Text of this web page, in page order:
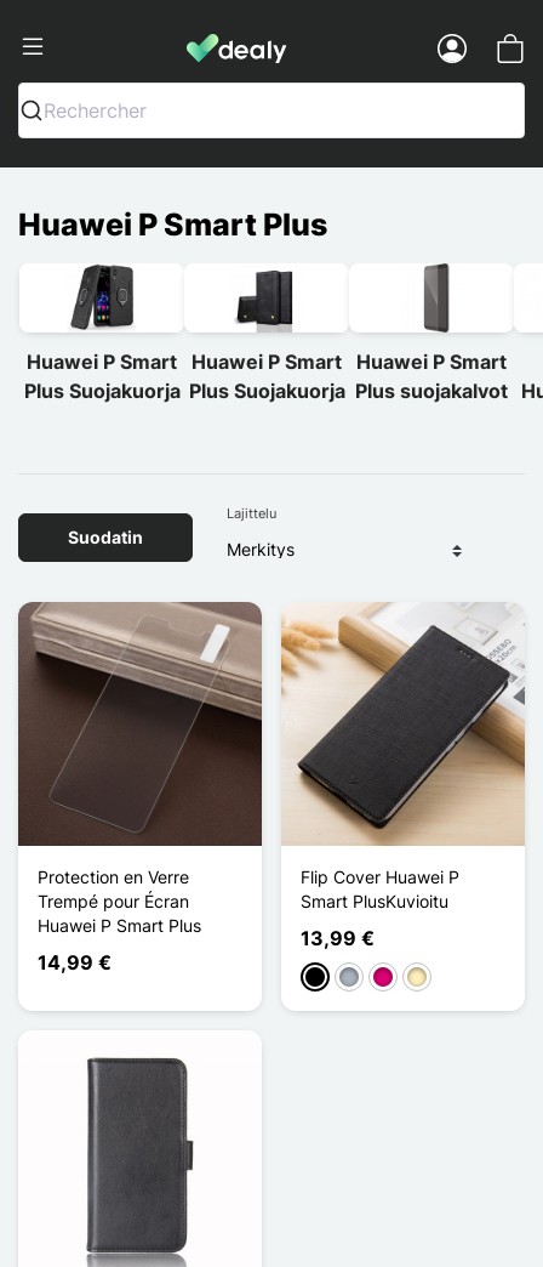
Dealy - Kotelot ja tarvikkeet
Rechercher
Huawei P Smart Plus
Huawei P Smart
Plus Suojakuorja
Huawei P Smart
Plus Suojakuorja
Huawei P Smart
Plus suojakalvot
Suodatin
Lajittelu
Protection en Verre
Trempé pour Écran
Huawei P Smart Plus
14,99 €
Flip Cover Huawei P
Smart PlusKuvioitu
13,99 €
MustaHarmaaMagenta
Doré